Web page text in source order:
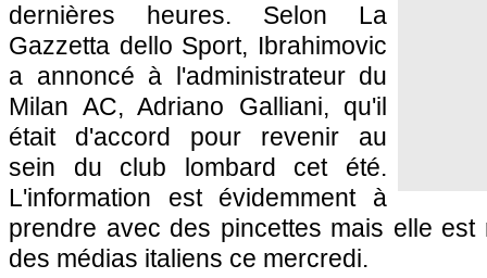
dernières heures. Selon La
Gazzetta dello Sport, Ibrahimovic
a annoncé à l'administrateur du
Milan AC, Adriano Galliani, qu'il
était d'accord pour revenir au
sein du club lombard cet été.
L'information est évidemment à
prendre avec des pincettes mais elle
des médias italiens ce mercredi.